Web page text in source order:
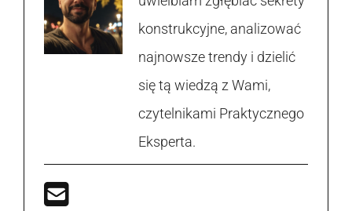
konstrukcyjne, analizować
najnowsze trendy i dzielić
się tą wiedzą z Wami,
czytelnikami Praktycznego
Eksperta.